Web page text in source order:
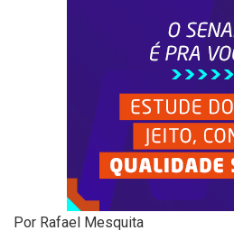
Por Rafael Mesquita